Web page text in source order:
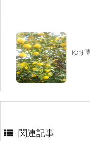
ゆず
 関連記事